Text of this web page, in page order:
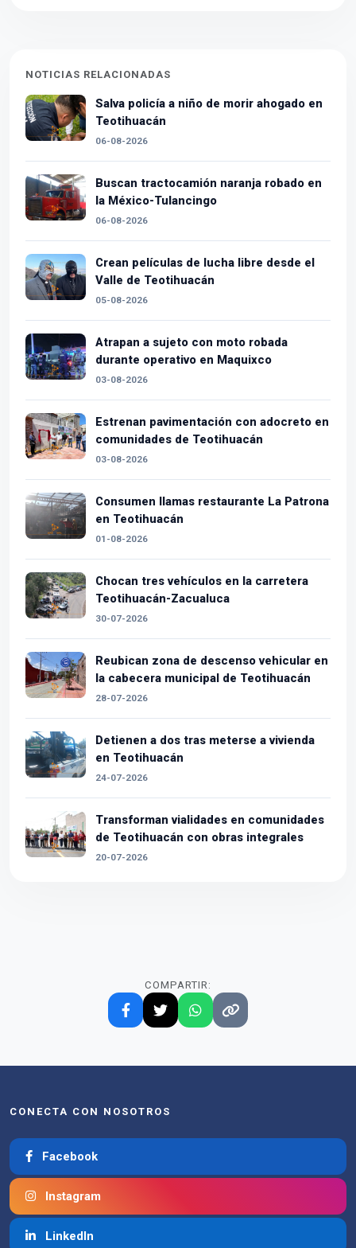
NOTICIAS RELACIONADAS
Salva policía a niño de morir ahogado en
Teotihuacán
06-08-2026
Buscan tractocamión naranja robado en
la México-Tulancingo
06-08-2026
Crean películas de lucha libre desde el
Valle de Teotihuacán
05-08-2026
Atrapan a sujeto con moto robada
durante operativo en Maquixco
03-08-2026
Estrenan pavimentación con adocreto en
comunidades de Teotihuacán
03-08-2026
Consumen llamas restaurante La Patrona
en Teotihuacán
01-08-2026
Chocan tres vehículos en la carretera
Teotihuacán-Zacualuca
30-07-2026
Reubican zona de descenso vehicular en
la cabecera municipal de Teotihuacán
28-07-2026
Detienen a dos tras meterse a vivienda
en Teotihuacán
24-07-2026
Transforman vialidades en comunidades
de Teotihuacán con obras integrales
20-07-2026
COMPARTIR:
CONECTA CON NOSOTROS
Facebook
Instagram
LinkedIn